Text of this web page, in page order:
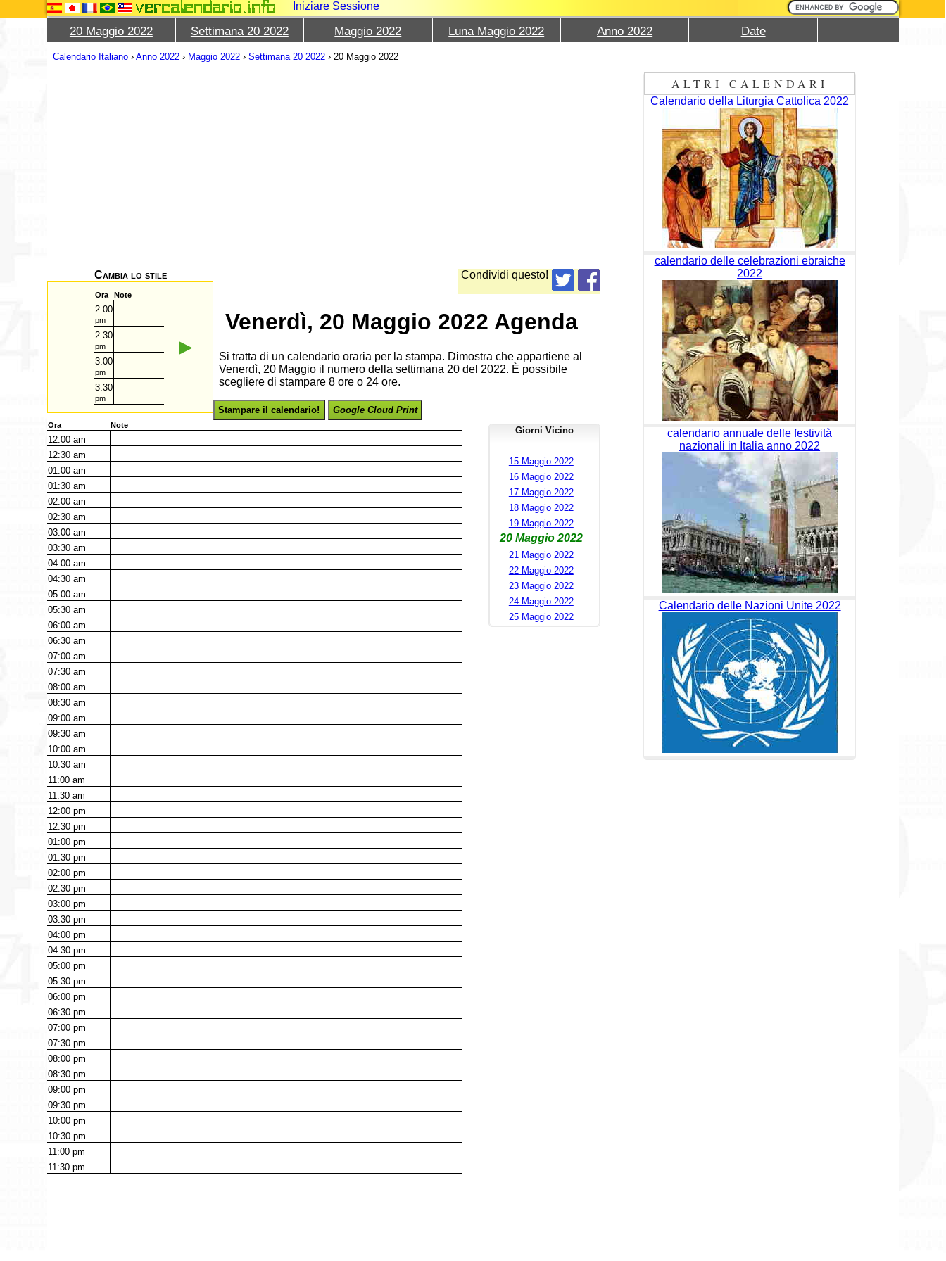
Iniziare Sessione
20 Maggio 2022 Settimana 20 2022 Maggio 2022 Luna Maggio 2022 Anno 2022 Date
Calendario Italiano ›Anno 2022 › Maggio 2022 ›Settimana 20 2022 ›20 Maggio 2022
Condividi questo!
Cambia lo stile
Ora Note
2:00
pm
2:30
pm
3:00
pm
3:30
pm
►
Venerdì, 20 Maggio 2022 Agenda
Si tratta di un calendario oraria per la stampa. Dimostra che appartiene al
Venerdì, 20 Maggio il numero della settimana 20 del 2022. È possibile
scegliere di stampare 8 ore o 24 ore.
Stampare il calendario! Google Cloud Print
Ora Note
12:00am
12:30am
01:00am
01:30am
02:00am
02:30am
03:00am
03:30am
04:00am
04:30am
05:00am
05:30am
06:00am
06:30am
07:00am
07:30am
08:00am
08:30am
09:00am
09:30am
10:00am
10:30am
11:00am
11:30am
12:00pm
12:30pm
01:00pm
01:30pm
02:00pm
02:30pm
03:00pm
03:30pm
04:00pm
04:30pm
05:00pm
05:30pm
06:00pm
06:30pm
07:00pm
07:30pm
08:00pm
08:30pm
09:00pm
09:30pm
10:00pm
10:30pm
11:00pm
11:30pm
Giorni Vicino
15 Maggio 2022
16 Maggio 2022
17 Maggio 2022
18 Maggio 2022
19 Maggio 2022
20 Maggio 2022
21 Maggio 2022
22 Maggio 2022
23 Maggio 2022
24 Maggio 2022
25 Maggio 2022
ALTRI CALENDARI
Calendario della Liturgia Cattolica 2022
calendario delle celebrazioni ebraiche
2022
calendario annuale delle festività
nazionali in Italia anno 2022
Calendario delle Nazioni Unite 2022